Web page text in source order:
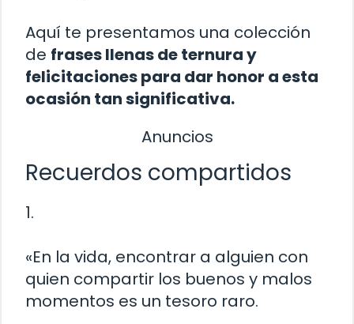
Aquí te presentamos una colección
de frases llenas de ternura y
felicitaciones para dar honor a esta
ocasión tan significativa.
Anuncios
Recuerdos compartidos
1.
«En la vida, encontrar a alguien con
quien compartir los buenos y malos
momentos es un tesoro raro.